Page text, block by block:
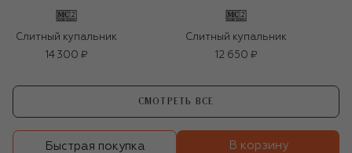
Слитный купальник
14 300 ₽
Слитный купальник
12 650 ₽
СМОТРЕТЬ ВСЕ
Быстрая покупка В корзину